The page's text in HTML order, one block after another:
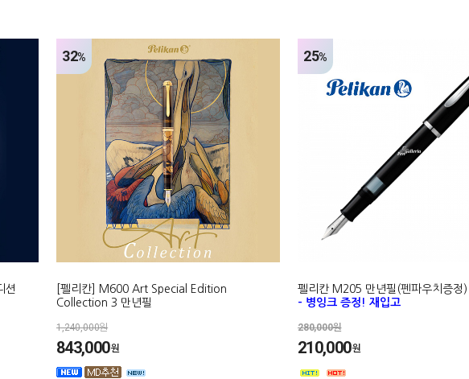
션
32%
[펠리칸] M600 Art Special Edition
Collection 3 만년필
1,240,000원
843,000원
25%
펠리칸 M205 만년필(펜파우치증정
- 병잉크 증정! 재입고
280,000원
210,000원